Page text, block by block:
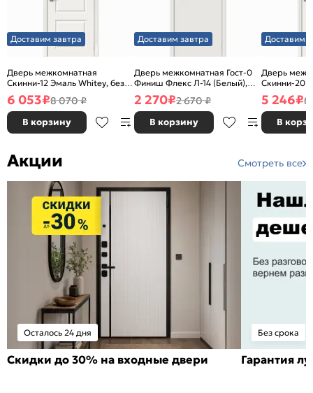
Доставим завтра
Дверь межкомнатная
Скинни-12 Эмаль Whitey, без
декора, глухая, без стекла,
без кромки, скиновая
6 053₽8 070 ₽
В корзину
Доставим завтра
Дверь межкомнатная Гост-0
Финиш Флекс Л-14 (Белый),
глухая, каркасно-щитовая
2 270₽2 670 ₽
В корзину
Доставим
Дверь
Скинни-20
декора,
без кромки,
5 246₽8
В
Акции Смотреть все
Осталось 24 дня
Скидки до 30% на входные двери
Без срока
Гарантия